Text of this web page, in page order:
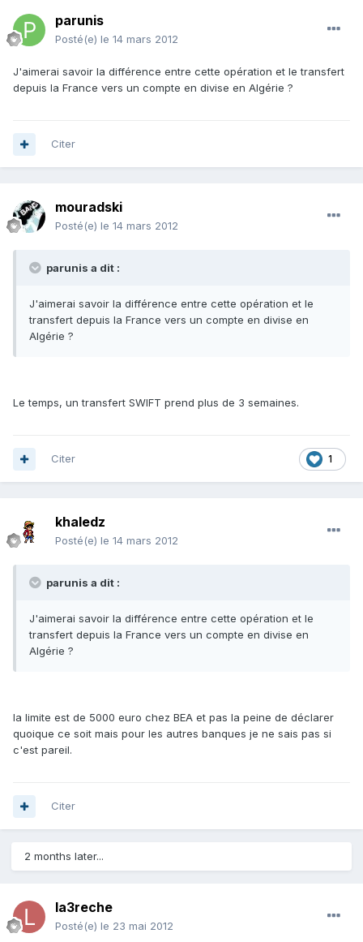
parunis
Posté(e) le 14 mars 2012
J'aimerai savoir la différence entre cette opération et le transfert
depuis la France vers un compte en divise en Algérie ?
Citer
mouradski
Posté(e) le 14 mars 2012
parunis a dit :
J'aimerai savoir la différence entre cette opération et le
transfert depuis la France vers un compte en divise en
Algérie ?
Le temps, un transfert SWIFT prend plus de 3 semaines.
1
Citer
khaledz
Posté(e) le 14 mars 2012
parunis a dit :
J'aimerai savoir la différence entre cette opération et le
transfert depuis la France vers un compte en divise en
Algérie ?
la limite est de 5000 euro chez BEA et pas la peine de déclarer
quoique ce soit mais pour les autres banques je ne sais pas si
c'est pareil.
Citer
2 months later...
la3reche
Posté(e) le 23 mai 2012